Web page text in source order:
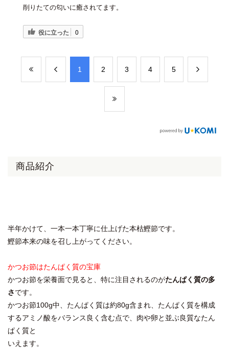
削りたての匂いに癒されてます。
役に立った 0
​1 ​2 ​3 ​4 ​5
商品紹介
半年かけて、一本一本丁寧に仕上げた本枯鰹節です。
鰹節本来の味を召し上がってください。
かつお節はたんぱく質の宝庫
かつお節を栄養面で見ると、特に注目されるのがたんぱく質の多
さです。
かつお節100g中、たんぱく質は約80g含まれ、たんぱく質を構成
するアミノ酸をバランス良く含む点で、肉や卵と並ぶ良質なたん
ぱく質と
いえます。